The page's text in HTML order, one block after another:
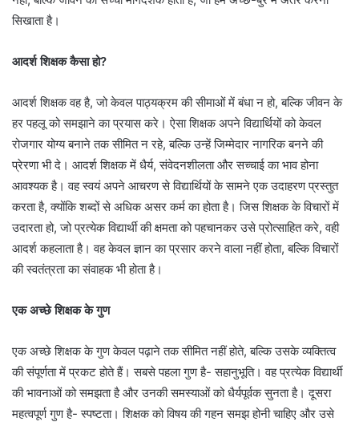
सिखाता है।
आदर्श शिक्षक कैसा हो?
आदर्श शिक्षक वह है, जो केवल पाठ्यक्रम की सीमाओं में बंधा न हो, बल्कि जीवन के
हर पहलू को समझाने का प्रयास करे। ऐसा शिक्षक अपने विद्यार्थियों को केवल
रोजगार योग्य बनाने तक सीमित न रहे, बल्कि उन्हें जिम्मेदार नागरिक बनने की
प्रेरणा भी दे। आदर्श शिक्षक में धैर्य, संवेदनशीलता और सच्चाई का भाव होना
आवश्यक है। वह स्वयं अपने आचरण से विद्यार्थियों के सामने एक उदाहरण प्रस्तुत
करता है, क्योंकि शब्दों से अधिक असर कर्म का होता है। जिस शिक्षक के विचारों में
उदारता हो, जो प्रत्येक विद्यार्थी की क्षमता को पहचानकर उसे प्रोत्साहित करे, वही
आदर्श कहलाता है। वह केवल ज्ञान का प्रसार करने वाला नहीं होता, बल्कि विचारों
की स्वतंत्रता का संवाहक भी होता है।
एक अच्छे शिक्षक के गुण
एक अच्छे शिक्षक के गुण केवल पढ़ाने तक सीमित नहीं होते, बल्कि उसके व्यक्तित्व
की संपूर्णता में प्रकट होते हैं। सबसे पहला गुण है- सहानुभूति। वह प्रत्येक विद्यार्थी
की भावनाओं को समझता है और उनकी समस्याओं को धैर्यपूर्वक सुनता है। दूसरा
महत्वपूर्ण गुण है- स्पष्टता। शिक्षक को विषय की गहन समझ होनी चाहिए और उसे